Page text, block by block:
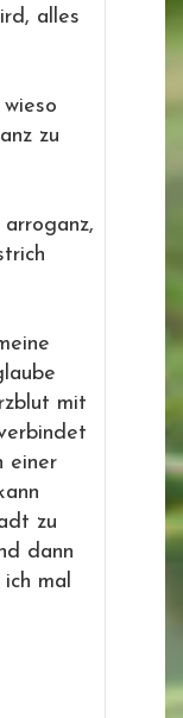
alles
zu
mit
einer
zu
dann
mal